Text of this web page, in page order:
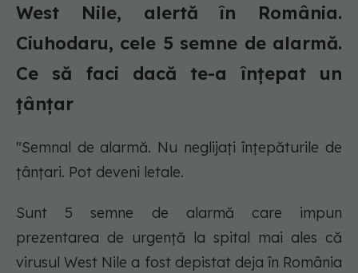
West Nile, alertă în România.
Ciuhodaru, cele 5 semne de alarmă.
Ce să faci dacă te-a înțepat un
țânțar
"Semnal de alarmă. Nu neglijați înțepăturile de
țânțari. Pot deveni letale.
Sunt 5 semne de alarmă care impun
prezentarea de urgență la spital mai ales că
virusul West Nile a fost depistat deja în România